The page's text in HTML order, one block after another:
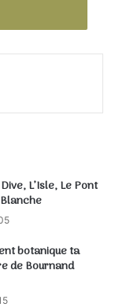
L’Isle, Le Pont
botanique ta
de Bournand